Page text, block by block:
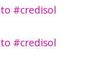
#credisol
#credisol